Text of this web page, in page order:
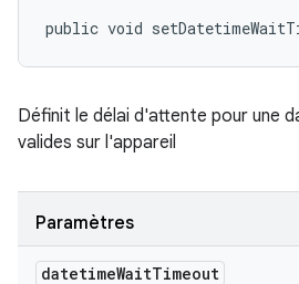
public void
Définit le délai d'attente pour une
valides sur l'appareil
Paramètres
datetimeWaitTimeout